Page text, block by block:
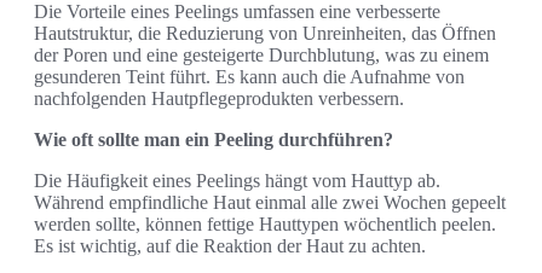
Die Vorteile eines Peelings umfassen eine verbesserte
Hautstruktur, die Reduzierung von Unreinheiten, das Öffnen
der Poren und eine gesteigerte Durchblutung, was zu einem
gesunderen Teint führt. Es kann auch die Aufnahme von
nachfolgenden Hautpflegeprodukten verbessern.
Wie oft sollte man ein Peeling durchführen?
Die Häufigkeit eines Peelings hängt vom Hauttyp ab.
Während empfindliche Haut einmal alle zwei Wochen gepeelt
werden sollte, können fettige Hauttypen wöchentlich peelen.
Es ist wichtig, auf die Reaktion der Haut zu achten.